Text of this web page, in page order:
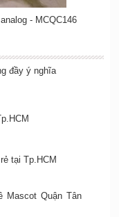
- MCQC146
đầy ý nghĩa
tại Tp.HCM
Mascot Quận Tân